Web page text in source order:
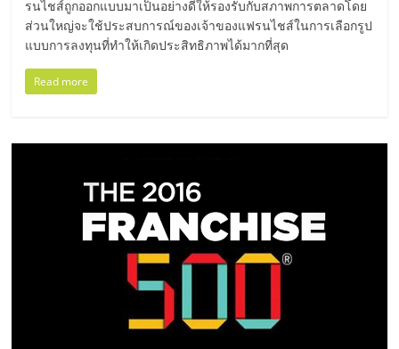
แฟ
รน
ไชส์
รนไชส์ถูกออกแบบมาเป็นอย่างดีให้รองรับกับสภาพการตลาดโดย
ส่วนใหญ่จะใช้ประสบการณ์ของเจ้าของแฟรนไชส์ในการเลือกรูป
แบบการลงทุนที่ทำให้เกิดประสิทธิภาพได้มากที่สุด
Read more